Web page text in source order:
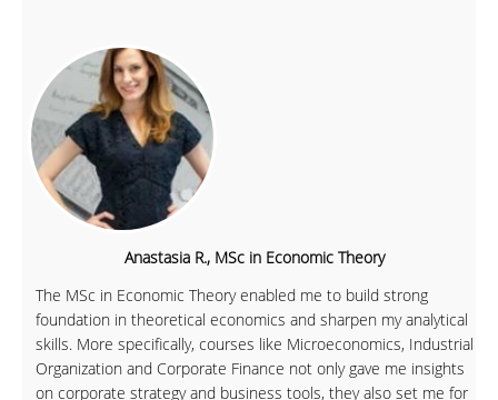
Anastasia R., MSc in Economic Theory
The MSc in Economic Theory enabled me to build strong
foundation in theoretical economics and sharpen my analytical
skills. More specifically, courses like Microeconomics, Industrial
Organization and Corporate Finance not only gave me insights
on corporate strategy and business tools, they also set me for